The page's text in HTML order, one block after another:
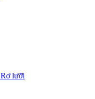
lưỡi